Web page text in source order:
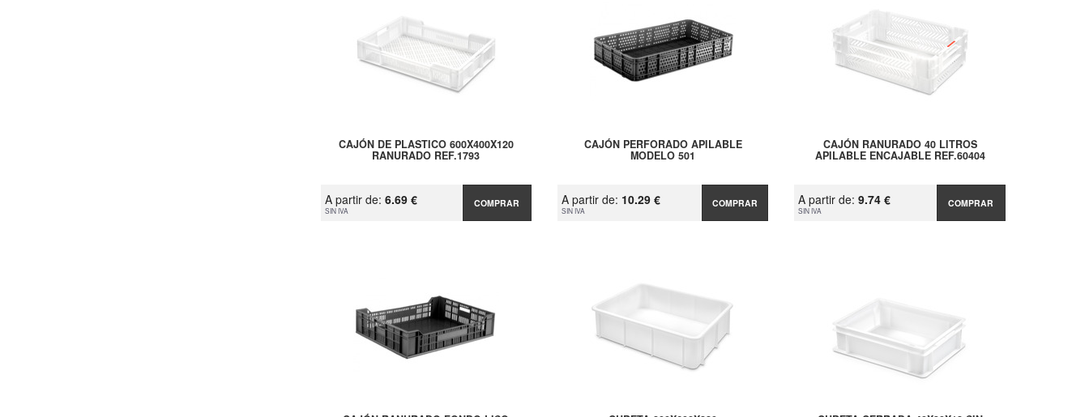
CAJÓN DE PLASTICO 600X400X120
RANURADO REF.1793
A partir de: 6.69 €
SIN IVA
COMPRAR
CAJÓN PERFORADO APILABLE
MODELO 501
A partir de: 10.29 €
SIN IVA
COMPRAR
CAJÓN RANURADO 40 LITROS
APILABLE ENCAJABLE REF.60404
A partir de:9.74 €
SIN IVA
COMPRAR